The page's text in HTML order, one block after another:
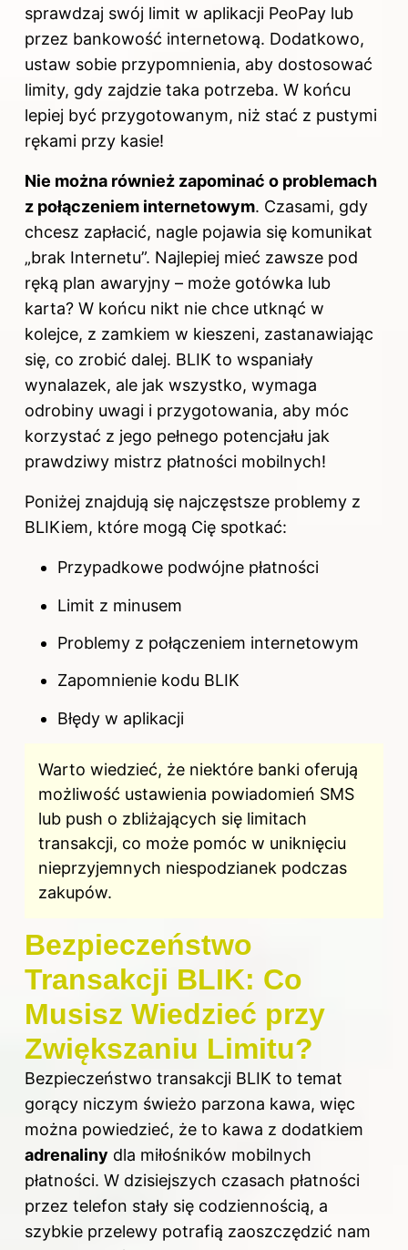
sprawdzaj swój limit w aplikacji PeoPay lub
przez bankowość internetową. Dodatkowo,
ustaw sobie przypomnienia, aby dostosować
limity, gdy zajdzie taka potrzeba. W końcu
lepiej być przygotowanym, niż stać z pustymi
rękami przy kasie!
Nie można również zapominać o problemach
z połączeniem internetowym. Czasami, gdy
chcesz zapłacić, nagle pojawia się komunikat
„brak Internetu”. Najlepiej mieć zawsze pod
ręką plan awaryjny – może gotówka lub
karta? W końcu nikt nie chce utknąć w
kolejce, z zamkiem w kieszeni, zastanawiając
się, co zrobić dalej. BLIK to wspaniały
wynalazek, ale jak wszystko, wymaga
odrobiny uwagi i przygotowania, aby móc
korzystać z jego pełnego potencjału jak
prawdziwy mistrz płatności mobilnych!
Poniżej znajdują się najczęstsze problemy z
BLIKiem, które mogą Cię spotkać:
Przypadkowe podwójne płatności
Limit z minusem
Problemy z połączeniem internetowym
Zapomnienie kodu BLIK
Błędy w aplikacji
Warto wiedzieć, że niektóre banki oferują
możliwość ustawienia powiadomień SMS
lub push o zbliżających się limitach
transakcji, co może pomóc w uniknięciu
nieprzyjemnych niespodzianek podczas
zakupów.
Bezpieczeństwo
Transakcji BLIK: Co
Musisz Wiedzieć przy
Zwiększaniu Limitu?
Bezpieczeństwo transakcji BLIK to temat
gorący niczym świeżo parzona kawa, więc
można powiedzieć, że to kawa z dodatkiem
adrenaliny dla miłośników mobilnych
płatności. W dzisiejszych czasach płatności
przez telefon stały się codziennością, a
szybkie przelewy potrafią zaoszczędzić nam